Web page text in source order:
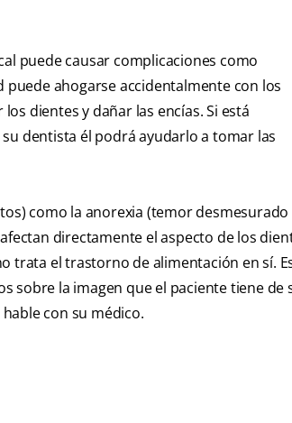
puede causar complicaciones como
ahogarse accidentalmente con los
dientes y dañar las encías. Si está
dentista él podrá ayudarlo a tomar las
como la anorexia (temor desmesurado
directamente el aspecto de los
trata el trastorno de alimentación en sí.
sobre la imagen que el paciente tiene de
con su médico.